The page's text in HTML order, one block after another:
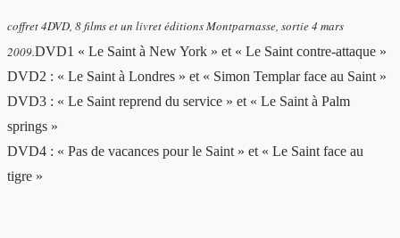
coffret 4DVD, 8 films et un livret éditions Montparnasse, sortie 4 mars
2009.DVD1 « Le Saint à New York » et « Le Saint contre-attaque »
DVD2 : « Le Saint à Londres » et « Simon Templar face au Saint »
DVD3 : « Le Saint reprend du service » et « Le Saint à Palm
springs »
DVD4 : « Pas de vacances pour le Saint » et « Le Saint face au
tigre »